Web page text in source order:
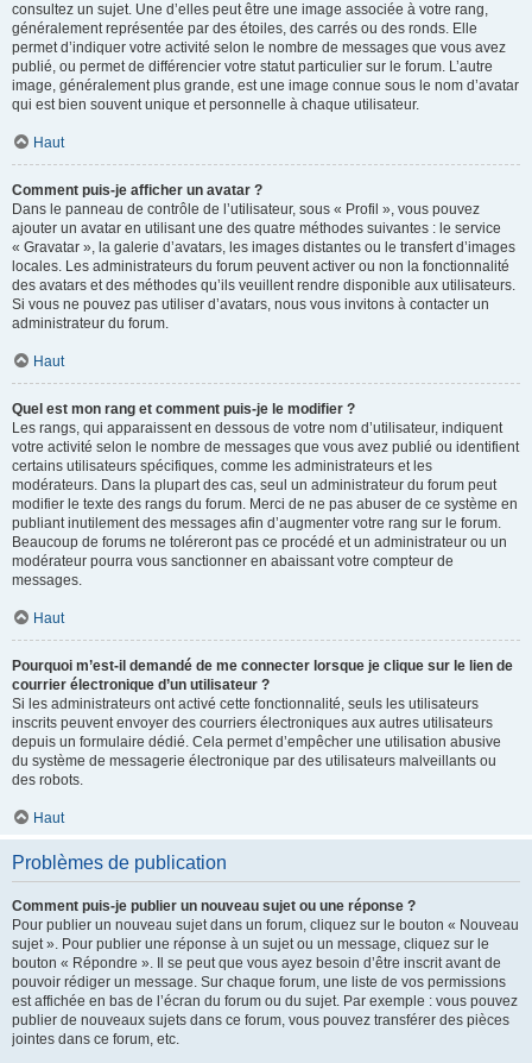
consultez un sujet. Une d’elles peut être une image associée à votre rang,
généralement représentée par des étoiles, des carrés ou des ronds. Elle
permet d’indiquer votre activité selon le nombre de messages que vous avez
publié, ou permet de différencier votre statut particulier sur le forum. L’autre
image, généralement plus grande, est une image connue sous le nom d’avatar
qui est bien souvent unique et personnelle à chaque utilisateur.
Haut
Comment puis-je afficher un avatar ?
Dans le panneau de contrôle de l’utilisateur, sous « Profil », vous pouvez
ajouter un avatar en utilisant une des quatre méthodes suivantes : le service
« Gravatar », la galerie d’avatars, les images distantes ou le transfert d’images
locales. Les administrateurs du forum peuvent activer ou non la fonctionnalité
des avatars et des méthodes qu’ils veuillent rendre disponible aux utilisateurs.
Si vous ne pouvez pas utiliser d’avatars, nous vous invitons à contacter un
administrateur du forum.
Haut
Quel est mon rang et comment puis-je le modifier ?
Les rangs, qui apparaissent en dessous de votre nom d’utilisateur, indiquent
votre activité selon le nombre de messages que vous avez publié ou identifient
certains utilisateurs spécifiques, comme les administrateurs et les
modérateurs. Dans la plupart des cas, seul un administrateur du forum peut
modifier le texte des rangs du forum. Merci de ne pas abuser de ce système en
publiant inutilement des messages afin d’augmenter votre rang sur le forum.
Beaucoup de forums ne toléreront pas ce procédé et un administrateur ou un
modérateur pourra vous sanctionner en abaissant votre compteur de
messages.
Haut
Pourquoi m’est-il demandé de me connecter lorsque je clique sur le lien de
courrier électronique d’un utilisateur ?
Si les administrateurs ont activé cette fonctionnalité, seuls les utilisateurs
inscrits peuvent envoyer des courriers électroniques aux autres utilisateurs
depuis un formulaire dédié. Cela permet d’empêcher une utilisation abusive
du système de messagerie électronique par des utilisateurs malveillants ou
des robots.
Haut
Problèmes de publication
Comment puis-je publier un nouveau sujet ou une réponse ?
Pour publier un nouveau sujet dans un forum, cliquez sur le bouton « Nouveau
sujet ». Pour publier une réponse à un sujet ou un message, cliquez sur le
bouton « Répondre ». Il se peut que vous ayez besoin d’être inscrit avant de
pouvoir rédiger un message. Sur chaque forum, une liste de vos permissions
est affichée en bas de l’écran du forum ou du sujet. Par exemple : vous pouvez
publier de nouveaux sujets dans ce forum, vous pouvez transférer des pièces
jointes dans ce forum, etc.